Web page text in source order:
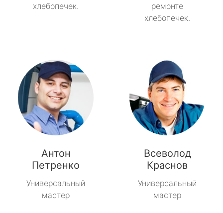
хлебопечек.
ремонте
хлебопечек.
Антон
Петренко
Универсальный
мастер
Всеволод
Краснов
Универсальный
мастер